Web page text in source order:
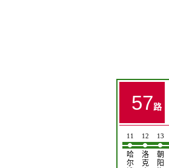
57路
11
哈
尔
12
洛
克
13
朝
阳